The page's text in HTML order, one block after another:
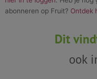
abonneren op Fruit? Ontdek
Dit
ook